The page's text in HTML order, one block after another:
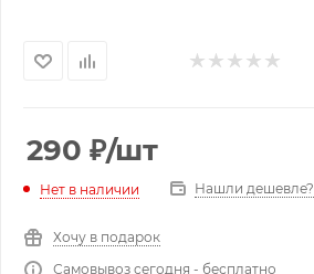
290 ₽/шт
Нет в наличии Нашли дешевле?
Хочу в подарок
Самовывоз сегодня - бесплатно